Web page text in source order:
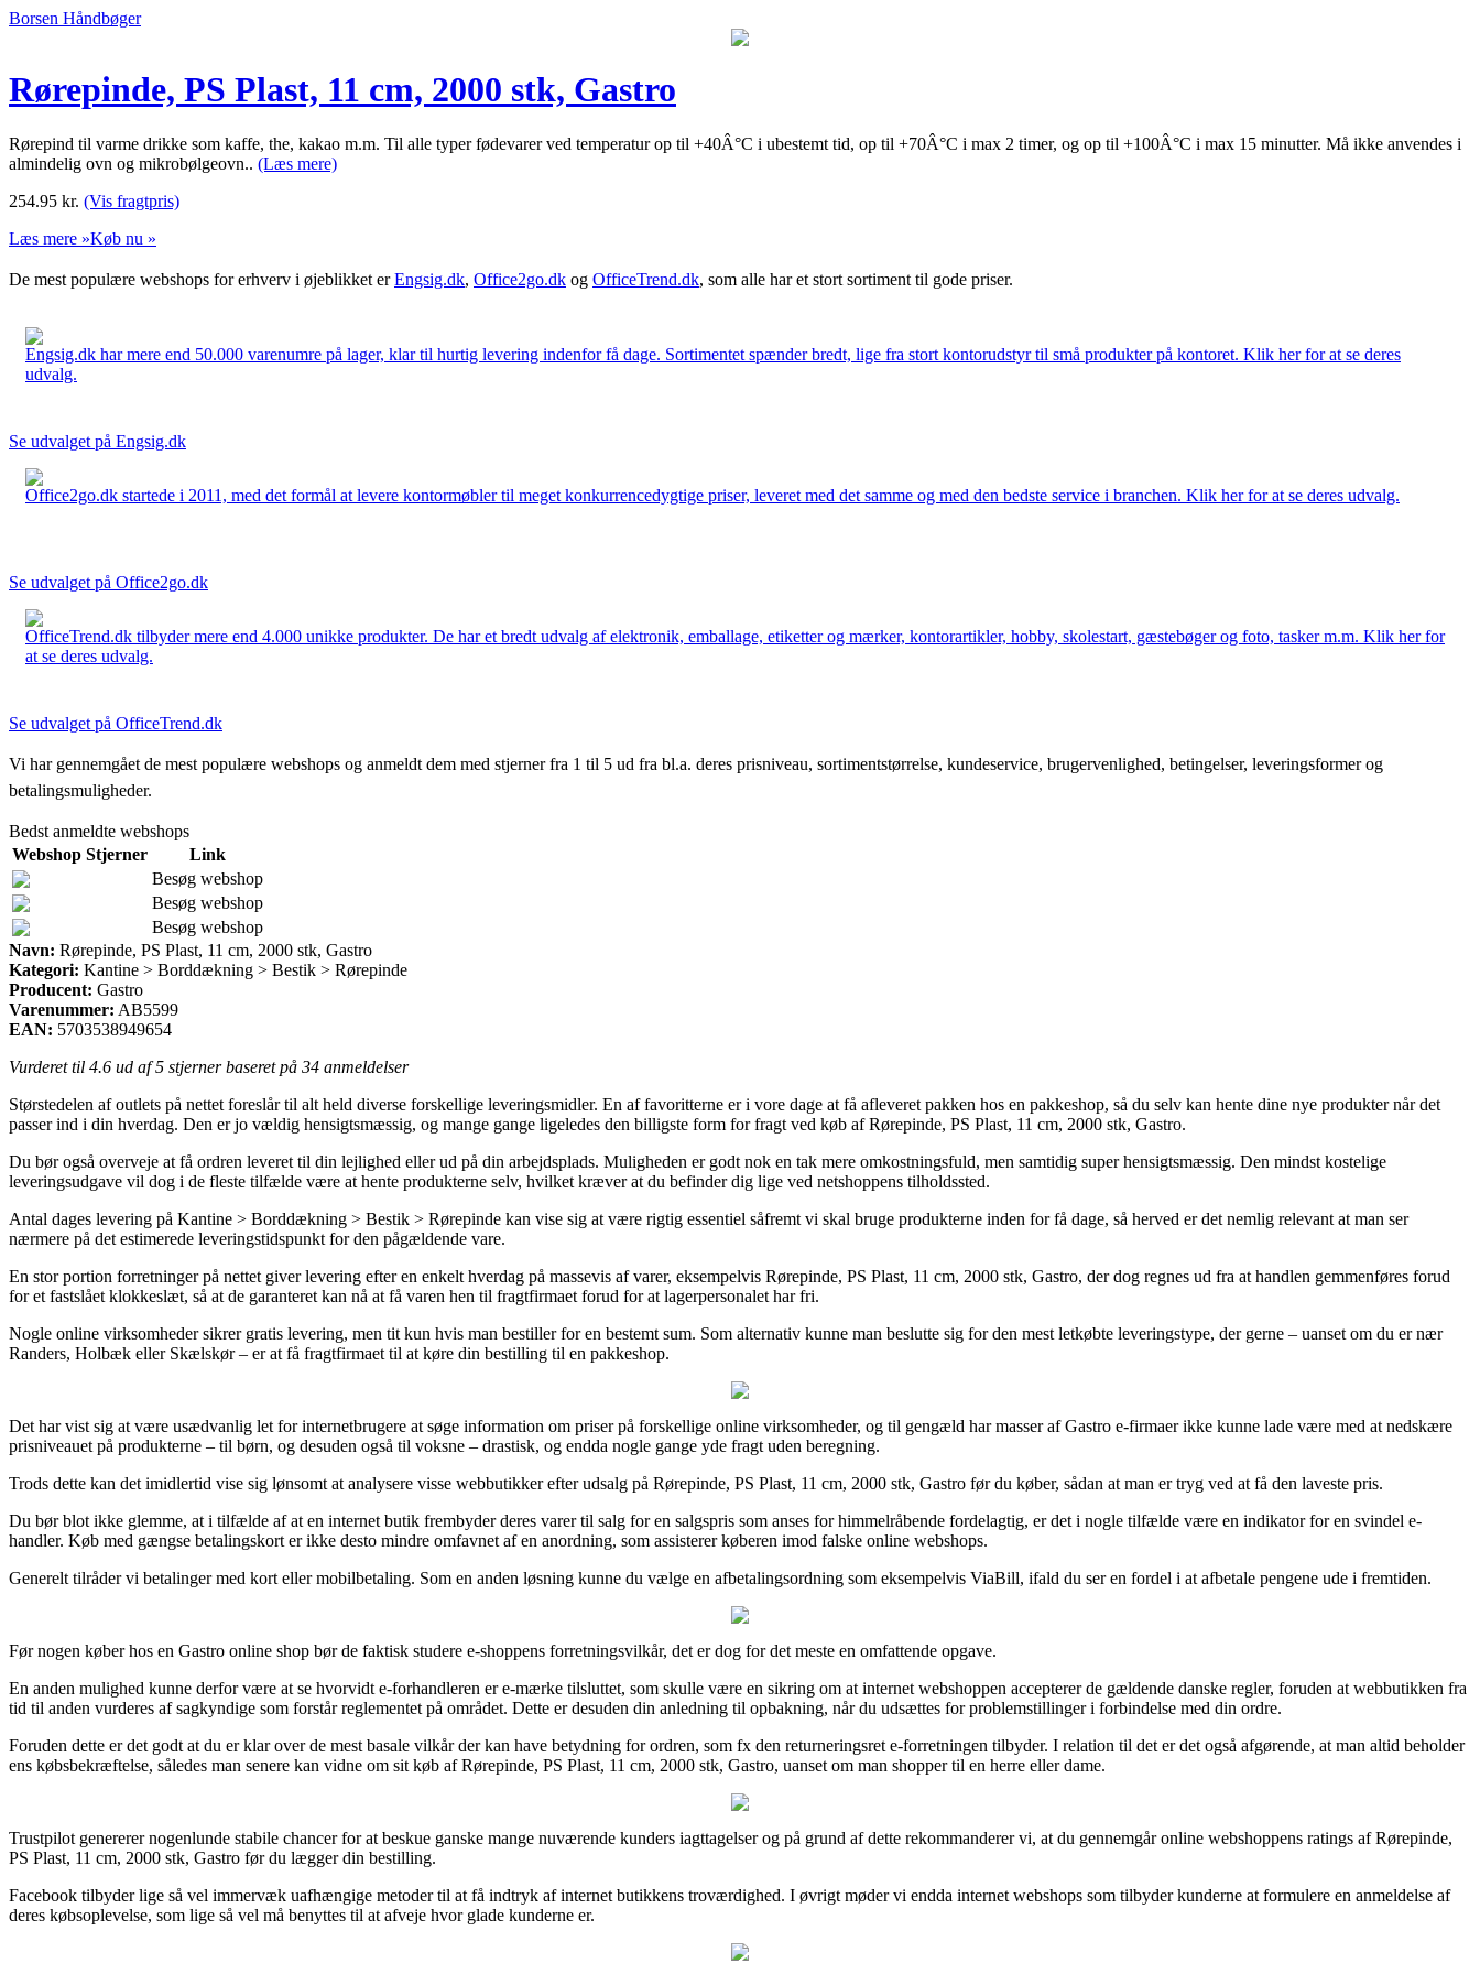
Borsen Håndbøger
Rørepinde, PS Plast, 11 cm, 2000 stk, Gastro
Rørepind til varme drikke som kaffe, the, kakao m.m. Til alle typer fødevarer ved temperatur op til +40Â°C i ubestemt tid, op til +70Â°C i max 2 timer, og op til +100Â°C i max 15 minutter. Må ikke anvendes i
almindelig ovn og mikrobølgeovn.. (Læs mere)
254.95 kr. (Vis fragtpris)
Læs mere »Køb nu »
De mest populære webshops for erhverv i øjeblikket erEngsig.dk, Office2go.dk og OfficeTrend.dk, som alle har et stort sortiment til gode priser.
Engsig.dk har mere end 50.000 varenumre på lager, klar til hurtig levering indenfor få dage. Sortimentet spænder bredt, lige fra stort kontorudstyr til små produkter på kontoret. Klik her for at se deres
udvalg.
Se udvalget på Engsig.dk
Office2go.dk startede i 2011, med det formål at levere kontormøbler til meget konkurrencedygtige priser, leveret med det samme og med den bedste service i branchen. Klik her for at se deres udvalg.
Se udvalget på Office2go.dk
OfficeTrend.dk tilbyder mere end 4.000 unikke produkter. De har et bredt udvalg af elektronik, emballage, etiketter og mærker, kontorartikler, hobby, skolestart, gæstebøger og foto, tasker m.m. Klik her for
at se deres udvalg.
Se udvalget på OfficeTrend.dk
Vi har gennemgået de mest populære webshops og anmeldt dem med stjerner fra 1 til 5 ud fra bl.a. deres prisniveau, sortimentstørrelse, kundeservice, brugervenlighed, betingelser, leveringsformer og
betalingsmuligheder.
Bedst anmeldte webshops
Webshop Stjerner
Link
Besøg webshop
Besøg webshop
Besøg webshop
Navn: Rørepinde, PS Plast, 11 cm, 2000 stk, Gastro
Kategori: Kantine > Borddækning > Bestik > Rørepinde
Producent: Gastro
Varenummer: AB5599
EAN: 5703538949654
Vurderet til 4.6 ud af 5 stjerner baseret på 34 anmeldelser
Størstedelen af outlets på nettet foreslår til alt held diverse forskellige leveringsmidler. En af favoritterne er i vore dage at få afleveret pakken hos en pakkeshop, så du selv kan hente dine nye produkter når det
passer ind i din hverdag. Den er jo vældig hensigtsmæssig, og mange gange ligeledes den billigste form for fragt ved køb af Rørepinde, PS Plast, 11 cm, 2000 stk, Gastro.
Du bør også overveje at få ordren leveret til din lejlighed eller ud på din arbejdsplads. Muligheden er godt nok en tak mere omkostningsfuld, men samtidig super hensigtsmæssig. Den mindst kostelige
leveringsudgave vil dog i de fleste tilfælde være at hente produkterne selv, hvilket kræver at du befinder dig lige ved netshoppens tilholdssted.
Antal dages levering på Kantine > Borddækning > Bestik > Rørepinde kan vise sig at være rigtig essentiel såfremt vi skal bruge produkterne inden for få dage, så herved er det nemlig relevant at man ser
nærmere på det estimerede leveringstidspunkt for den pågældende vare.
En stor portion forretninger på nettet giver levering efter en enkelt hverdag på massevis af varer, eksempelvis Rørepinde, PS Plast, 11 cm, 2000 stk, Gastro, der dog regnes ud fra at handlen gemmenføres forud
for et fastslået klokkeslæt, så at de garanteret kan nå at få varen hen til fragtfirmaet forud for at lagerpersonalet har fri.
Nogle online virksomheder sikrer gratis levering, men tit kun hvis man bestiller for en bestemt sum. Som alternativ kunne man beslutte sig for den mest letkøbte leveringstype, der gerne – uanset om du er nær
Randers, Holbæk eller Skælskør – er at få fragtfirmaet til at køre din bestilling til en pakkeshop.
Det har vist sig at være usædvanlig let for internetbrugere at søge information om priser på forskellige online virksomheder, og til gengæld har masser af Gastro e-firmaer ikke kunne lade være med at nedskære
prisniveauet på produkterne – til børn, og desuden også til voksne – drastisk, og endda nogle gange yde fragt uden beregning.
Trods dette kan det imidlertid vise sig lønsomt at analysere visse webbutikker efter udsalg på Rørepinde, PS Plast, 11 cm, 2000 stk, Gastro før du køber, sådan at man er tryg ved at få den laveste pris.
Du bør blot ikke glemme, at i tilfælde af at en internet butik frembyder deres varer til salg for en salgspris som anses for himmelråbende fordelagtig, er det i nogle tilfælde være en indikator for en svindel e-
handler. Køb med gængse betalingskort er ikke desto mindre omfavnet af en anordning, som assisterer køberen imod falske online webshops.
Generelt tilråder vi betalinger med kort eller mobilbetaling. Som en anden løsning kunne du vælge en afbetalingsordning som eksempelvis ViaBill, ifald du ser en fordel i at afbetale pengene ude i fremtiden.
Før nogen køber hos en Gastro online shop bør de faktisk studere e-shoppens forretningsvilkår, det er dog for det meste en omfattende opgave.
En anden mulighed kunne derfor være at se hvorvidt e-forhandleren er e-mærke tilsluttet, som skulle være en sikring om at internet webshoppen accepterer de gældende danske regler, foruden at webbutikken fra
tid til anden vurderes af sagkyndige som forstår reglementet på området. Dette er desuden din anledning til opbakning, når du udsættes for problemstillinger i forbindelse med din ordre.
Foruden dette er det godt at du er klar over de mest basale vilkår der kan have betydning for ordren, som fx den returneringsret e-forretningen tilbyder. I relation til det er det også afgørende, at man altid beholder
ens købsbekræftelse, således man senere kan vidne om sit køb af Rørepinde, PS Plast, 11 cm, 2000 stk, Gastro, uanset om man shopper til en herre eller dame.
Trustpilot genererer nogenlunde stabile chancer for at beskue ganske mange nuværende kunders iagttagelser og på grund af dette rekommanderer vi, at du gennemgår online webshoppens ratings af Rørepinde,
PS Plast, 11 cm, 2000 stk, Gastro før du lægger din bestilling.
Facebook tilbyder lige så vel immervæk uafhængige metoder til at få indtryk af internet butikkens troværdighed. I øvrigt møder vi endda internet webshops som tilbyder kunderne at formulere en anmeldelse af
deres købsoplevelse, som lige så vel må benyttes til at afveje hvor glade kunderne er.